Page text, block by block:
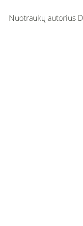
Nuotraukų autorius